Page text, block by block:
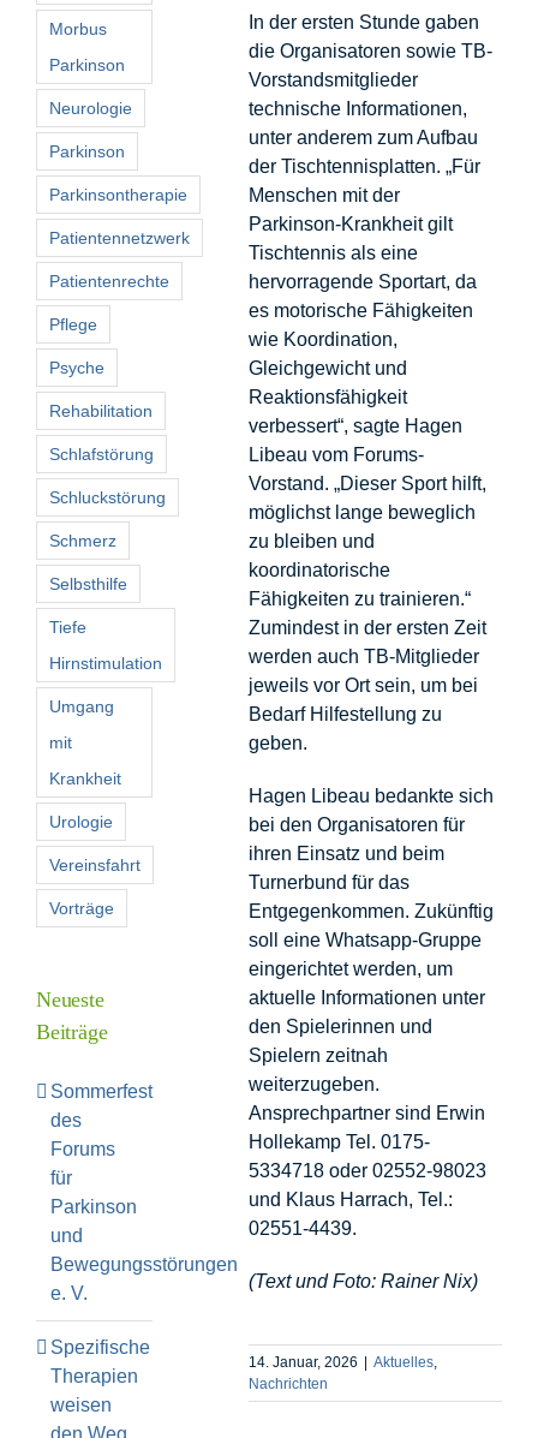
In der ersten Stunde gaben
die Organisatoren sowie TB-
Vorstandsmitglieder
technische Informationen,
unter anderem zum Aufbau
der Tischtennisplatten. „Für
Menschen mit der
Parkinson-Krankheit gilt
Tischtennis als eine
hervorragende Sportart, da
es motorische Fähigkeiten
wie Koordination,
Gleichgewicht und
Reaktionsfähigkeit
verbessert“, sagte Hagen
Libeau vom Forums-
Vorstand. „Dieser Sport hilft,
möglichst lange beweglich
zu bleiben und
koordinatorische
Fähigkeiten zu trainieren.“
Zumindest in der ersten Zeit
werden auch TB-Mitglieder
jeweils vor Ort sein, um bei
Bedarf Hilfestellung zu
geben.
Hagen Libeau bedankte sich
bei den Organisatoren für
ihren Einsatz und beim
Turnerbund für das
Entgegenkommen. Zukünftig
soll eine Whatsapp-Gruppe
eingerichtet werden, um
aktuelle Informationen unter
den Spielerinnen und
Spielern zeitnah
weiterzugeben.
Ansprechpartner sind Erwin
Hollekamp Tel. 0175-
5334718 oder 02552-98023
und Klaus Harrach, Tel.:
02551-4439.
(Text und Foto: Rainer Nix)
14. Januar, 2026 Aktuelles,
Nachrichten
Morbus
Parkinson
Neurologie
Parkinson
Parkinsontherapie
Patientennetzwerk
Patientenrechte
Pflege
Psyche
Rehabilitation
Schlafstörung
Schluckstörung
Schmerz
Selbsthilfe
Tiefe
Hirnstimulation
Umgang
mit
Krankheit
Urologie
Vereinsfahrt
Vorträge
Neueste
Beiträge
Sommerfest
des
Forums
für
Parkinson
und
Bewegungsstörungen
e. V.
Spezifische
Therapien
weisen
den Weg